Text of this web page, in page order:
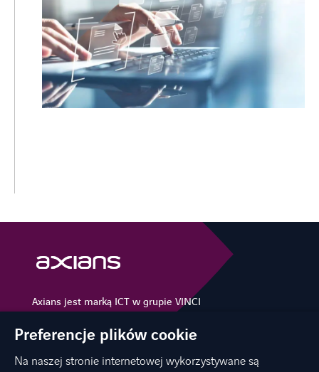
Axians jest marką ICT w grupie VINCI
Preferencje plików cookie
Na naszej stronie internetowej wykorzystywane są